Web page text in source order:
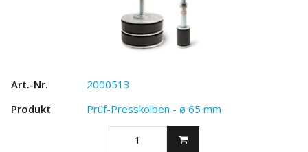
2000513
Prüf-Presskolben - ø 65 mm